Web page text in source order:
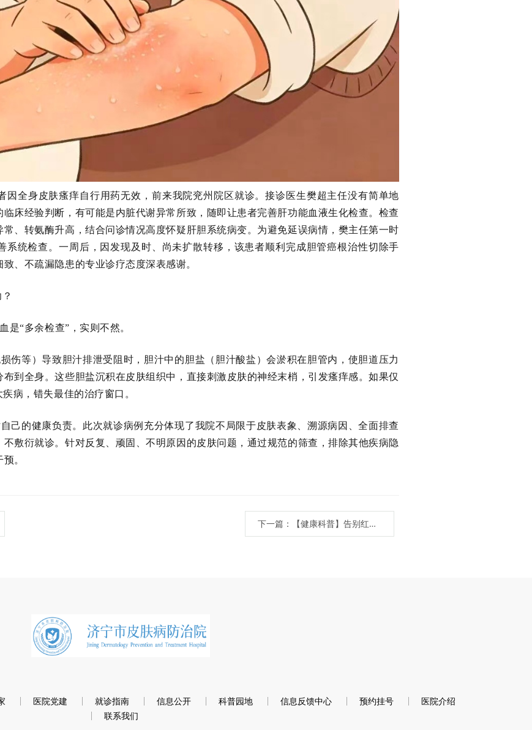
因全身皮肤瘙痒自行用药无效，前来我院兖州院区就诊。接诊医生樊超主任没有简单地
床经验判断，有可能是内脏代谢异常所致，随即让患者完善肝功能血液生化检查。检查
、转氨酶升高，结合问诊情况高度怀疑肝胆系统病变。为避免延误病情，樊主任第一时
系统检查。一周后，因发现及时、尚未扩散转移，该患者顺利完成胆管癌根治性切除手
、不疏漏隐患的专业诊疗态度深表感谢。
是“多余检查”，实则不然。
伤等）导致胆汁排泄受阻时，胆汁中的胆盐（胆汁酸盐）会淤积在胆管内，使胆道压力
到全身。这些胆盐沉积在皮肤组织中，直接刺激皮肤的神经末梢，引发瘙痒感。如果仅
病，错失最佳的治疗窗口。
己的健康负责。此次就诊病例充分体现了我院不局限于皮肤表象、溯源病因、全面排查
敷衍就诊。针对反复、顽固、不明原因的皮肤问题，通过规范的筛查，排除其他疾病隐
。
下一篇：【健康科普】告别红鼻头
医院党建 就诊指南 信息公开 科普园地 信息反馈中心 预约挂号
医院介绍
联系我们